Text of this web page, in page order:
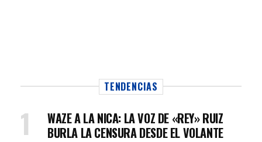
TENDENCIAS
WAZE A LA NICA: LA VOZ DE «REY» RUIZ
BURLA LA CENSURA DESDE EL VOLANTE